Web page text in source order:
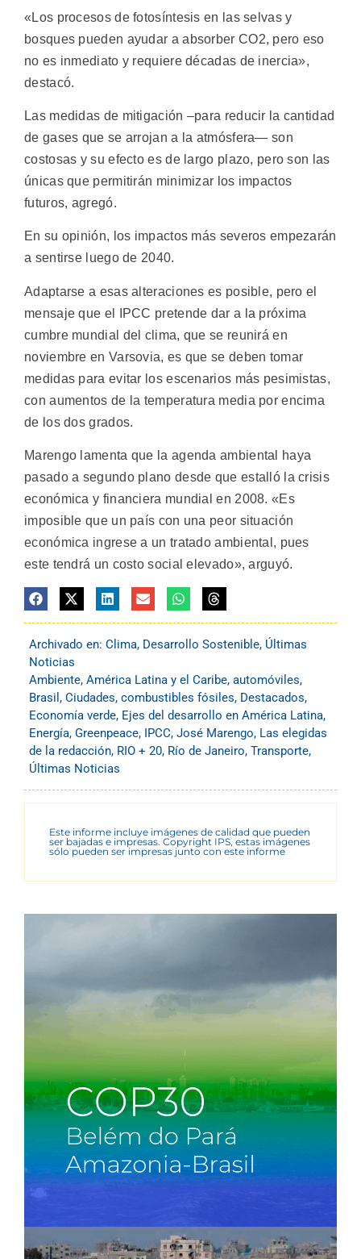
«Los procesos de fotosíntesis en las selvas y
bosques pueden ayudar a absorber CO2, pero eso
no es inmediato y requiere décadas de inercia»,
destacó.
Las medidas de mitigación –para reducir la cantidad
de gases que se arrojan a la atmósfera— son
costosas y su efecto es de largo plazo, pero son las
únicas que permitirán minimizar los impactos
futuros, agregó.
En su opinión, los impactos más severos empezarán
a sentirse luego de 2040.
Adaptarse a esas alteraciones es posible, pero el
mensaje que el IPCC pretende dar a la próxima
cumbre mundial del clima, que se reunirá en
noviembre en Varsovia, es que se deben tomar
medidas para evitar los escenarios más pesimistas,
con aumentos de la temperatura media por encima
de los dos grados.
Marengo lamenta que la agenda ambiental haya
pasado a segundo plano desde que estalló la crisis
económica y financiera mundial en 2008. «Es
imposible que un país con una peor situación
económica ingrese a un tratado ambiental, pues
este tendrá un costo social elevado», arguyó.
Archivado en: Clima, Desarrollo Sostenible, Últimas
Noticias
Ambiente, América Latina y el Caribe, automóviles,
Brasil , Ciudades, combustibles fósiles, Destacados,
Economía verde, Ejes del desarrollo en América Latina,
Energía, Greenpeace, IPCC, José Marengo, Las elegidas
de la redacción, RIO + 20, Río de Janeiro, Transporte,
Últimas Noticias
Este informe incluye imágenes de calidad que pueden
ser bajadas e impresas. Copyright IPS, estas imágenes
sólo pueden ser impresas junto con este informe